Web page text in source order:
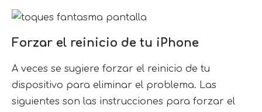
Forzar el reinicio de tu iPhone
A veces se sugiere forzar el reinicio de tu
dispositivo para eliminar el problema. Las
siguientes son las instrucciones para forzar el